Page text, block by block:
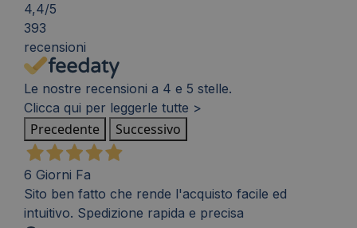
4,4/5
393
recensioni
Le nostre recensioni a 4 e 5 stelle.
Clicca qui per leggerle tutte >
Precedente Successivo
6 Giorni Fa
Sito ben fatto che rende l'acquisto facile ed
intuitivo. Spedizione rapida e precisa